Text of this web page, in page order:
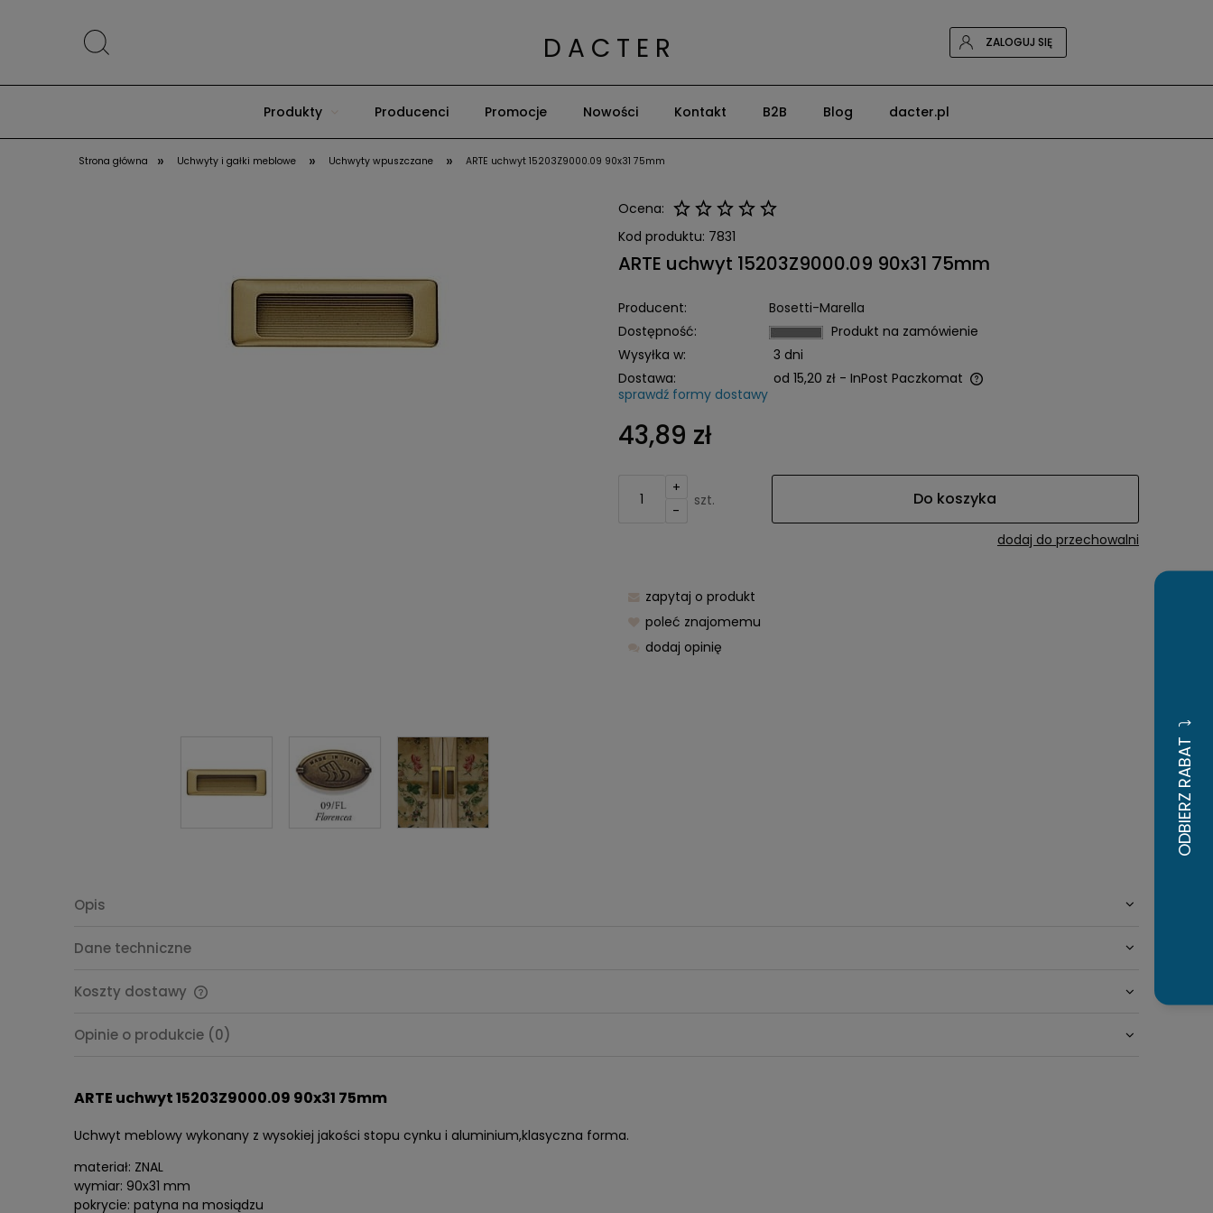
D A C T E R ZALOGUJ SIĘ
Produkty Producenci Promocje Nowości Kontakt B2B Blog dacter.pl
Strona główna » Uchwyty i gałki meblowe » Uchwyty wpuszczane » ARTE uchwyt 15203Z9000.09 90x31 75mm
Ocena:
Kod produktu: 7831
ARTE uchwyt 15203Z9000.09 90x31 75mm
Producent:
Bosetti-Marella
Dostępność:
Produkt na zamówienie
Wysyłka w:
3 dni
Dostawa:
od 15,20 zł - InPost Paczkomat
sprawdź formy dostawy
43,89 zł
+
-
szt. Do koszyka
dodaj do przechowalni
zapytaj o produkt
poleć znajomemu
dodaj opinię
Opis
Dane techniczne
Koszty dostawy
Cena nie zawiera ewentualnych
Opinie o produkcie (0)
ARTE uchwyt 15203Z9000.09 90x31 75mm
Uchwyt meblowy wykonany z wysokiej jakości stopu cynku i aluminium,klasyczna forma.
materiał: ZNAL
wymiar: 90x31 mm
pokrycie: patyna na mosiądzu